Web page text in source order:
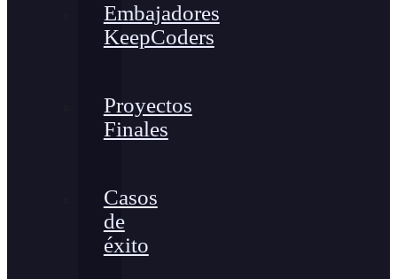
Embajadores
KeepCoders
Proyectos
Finales
Casos
de
éxito